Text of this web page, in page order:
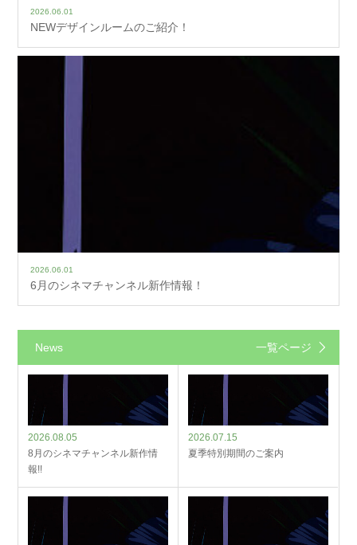
2026.06.01
NEWデザインルームのご紹介！
2026.06.01
6月のシネマチャンネル新作情報！
News 一覧ページ
2026.08.05
8月のシネマチャンネル新作情
報!!
2026.07.15
夏季特別期間のご案内